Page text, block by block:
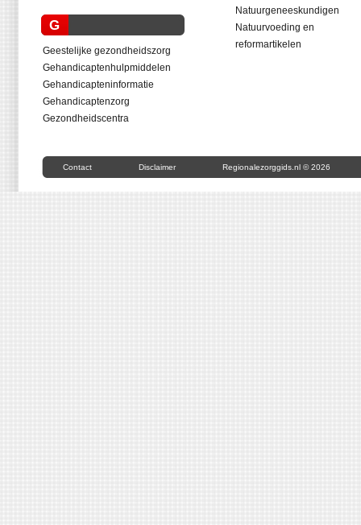
G
Geestelijke gezondheidszorg
Gehandicaptenhulpmiddelen
Gehandicapteninformatie
Gehandicaptenzorg
Gezondheidscentra
Natuurgeneeskundigen
Natuurvoeding en
reformartikelen
Contact Disclaimer Regionalezorggids.nl © 2026